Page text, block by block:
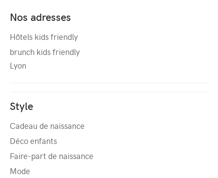
Nos adresses
Hôtels kids friendly
brunch kids friendly
Lyon
Style
Cadeau de naissance
Déco enfants
Faire-part de naissance
Mode